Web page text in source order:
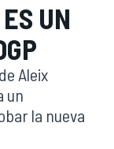
UN
Aleix
un
la nueva